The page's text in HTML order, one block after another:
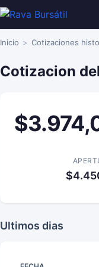
Inicio Cotizaciones
Cotizacion
Ultimos dias